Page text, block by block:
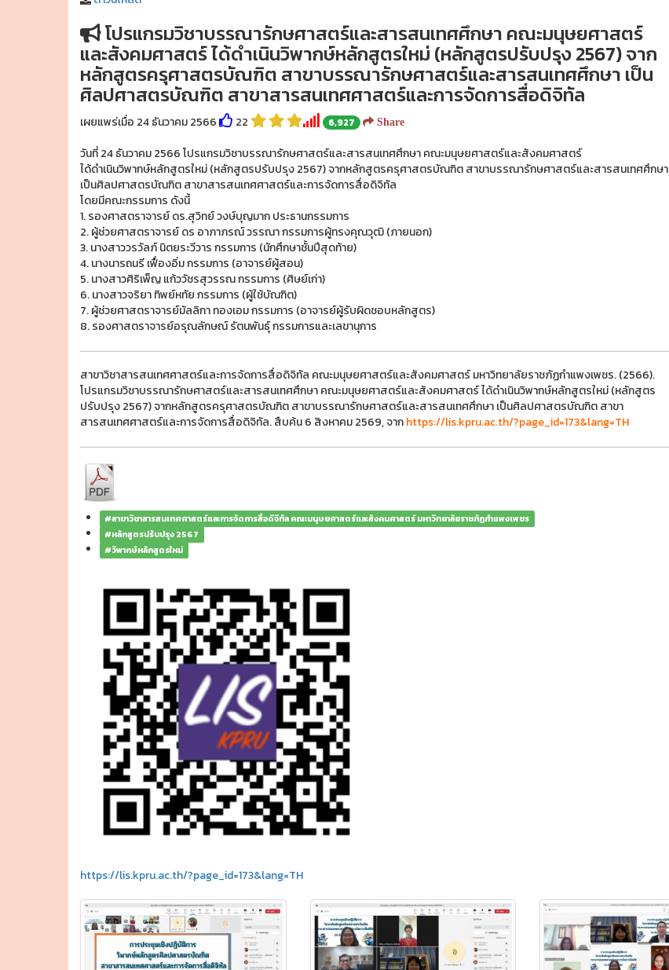
โปรแกรมวิชาบรรณารักษศาสตร์และสารสนเทศศึกษา คณะมนุษยศาสตร์
และสังคมศาสตร์ ได้ดำเนินวิพากษ์หลักสูตรใหม่ (หลักสูตรปรับปรุง 2567) จาก
หลักสูตรครุศาสตรบัณฑิต สาขาบรรณารักษศาสตร์และสารสนเทศศึกษา เป็น
ศิลปศาสตรบัณฑิต สาขาสารสนเทศศาสตร์และการจัดการสื่อดิจิทัล
เผยแพร่เมื่อ 24 ธันวาคม 2566 22 6,927 Share
วันที่ 24 ธันวาคม 2566 โปรแกรมวิชาบรรณารักษศาสตร์และสารสนเทศศึกษา คณะมนุษยศาสตร์และสังคมศาสตร์
ได้ดำเนินวิพากษ์หลักสูตรใหม่ (หลักสูตรปรับปรุง 2567) จากหลักสูตรครุศาสตรบัณฑิต สาขาบรรณารักษศาสตร์และสารสนเทศศึกษา
เป็นศิลปศาสตรบัณฑิต สาขาสารสนเทศศาสตร์และการจัดการสื่อดิจิทัล
โดยมีคณะกรรมการ ดังนี้
1. รองศาสตราจารย์ ดร.สุวิทย์ วงษ์บุญมาก ประธานกรรมการ
2. ผู้ช่วยศาสตราจารย์ ดร อาภาภรณ์ วรรณา กรรมการผู้ทรงคุณวุฒิ (ภายนอก)
3. นางสาววรวัลภ์ นิตยระวีวาร กรรมการ (นักศึกษาชั้นปีสุดท้าย)
4. นางนารถนรี เฟื่องอิ่ม กรรมการ (อาจารย์ผู้สอน)
5. นางสาวศิริเพ็ญ แก้ววัชรสุวรรณ กรรมการ (ศิษย์เก่า)
6. นางสาวจริยา ทิพย์หทัย กรรมการ (ผู้ใช้บัณฑิต)
7. ผู้ช่วยศาสตราจารย์มัลลิกา ทองเอม กรรมการ (อาจารย์ผู้รับผิดชอบหลักสูตร)
8. รองศาสตราจารย์อรุณลักษณ์ รัตนพันธุ์ กรรมการและเลขานุการ
สาขาวิชาสารสนเทศศาสตร์และการจัดการสื่อดิจิทัล คณะมนุษยศาสตร์และสังคมศาสตร์ มหาวิทยาลัยราชภัฏกำแพงเพชร. (2566).
โปรแกรมวิชาบรรณารักษศาสตร์และสารสนเทศศึกษา คณะมนุษยศาสตร์และสังคมศาสตร์ ได้ดำเนินวิพากษ์หลักสูตรใหม่ (หลักสูตร
ปรับปรุง 2567) จากหลักสูตรครุศาสตรบัณฑิต สาขาบรรณารักษศาสตร์และสารสนเทศศึกษา เป็นศิลปศาสตรบัณฑิต สาขา
สารสนเทศศาสตร์และการจัดการสื่อดิจิทัล. สืบค้น 6 สิงหาคม 2569, จากhttps://lis.kpru.ac.th/?page_id=173&lang=TH
#สาขาวิชาสารสนเทศศาสตร์และการจัดการสื่อดิจิทัล คณะมนุษยศาสตร์และสังคมศาสตร์ มหาวิทยาลัยราชภัฏกำแพงเพชร
#หลักสูตรปรับปรุง 2567
#วิพากษ์หลักสูตรใหม่
https://lis.kpru.ac.th/?page_id=173&lang=TH